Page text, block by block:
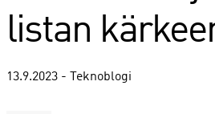
listan
13.9.2023 - Teknoblogi